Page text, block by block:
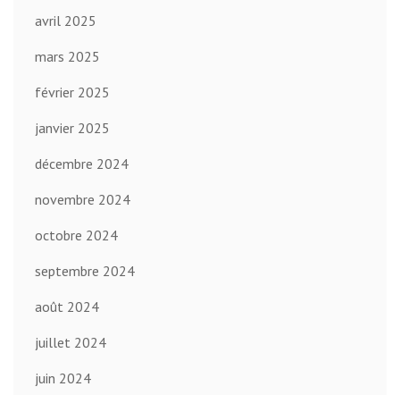
avril 2025
mars 2025
février 2025
janvier 2025
décembre 2024
novembre 2024
octobre 2024
septembre 2024
août 2024
juillet 2024
juin 2024